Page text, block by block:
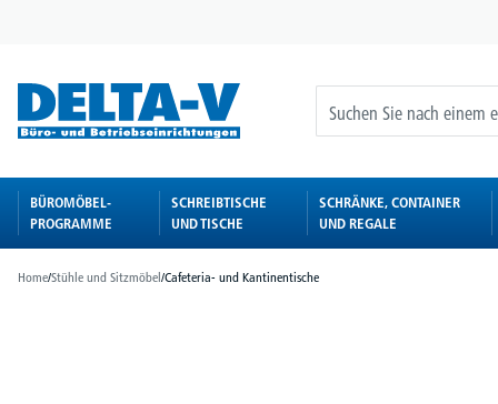
BÜROMÖBEL-
PROGRAMME
SCHREIBTISCHE
UND TISCHE
SCHRÄNKE, CONTAINER
UND REGALE
Home/Stühle und Sitzmöbel/Cafeteria- und Kantinentische